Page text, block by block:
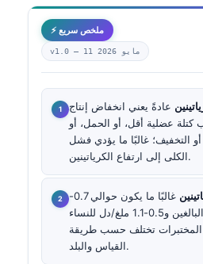
⚡ ملخص سريع
v1.0 — 11 مايو 2026
عادةً يعني انخفاض إنتاج
كتلة عضلية أقل، أو الحمل، أو
أو التخفيف؛ غالبًا ما يؤدي فشل
الكلى إلى ارتفاع الكرياتينين.
غالبًا ما يكون حوالي 0.7-
1.3 ملغ/دل للرجال البالغين و0.5-1.1 ملغ/دل للنساء
المختبرات تختلف حسب طريقة
القياس والبلد.